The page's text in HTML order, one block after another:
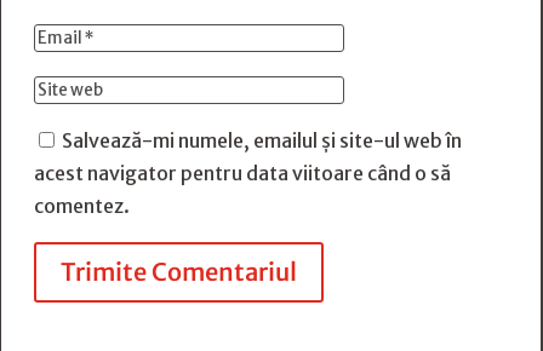
Salvează-mi numele, emailul și site-ul web în
acest navigator pentru data viitoare când o să
comentez.
Trimite Comentariul